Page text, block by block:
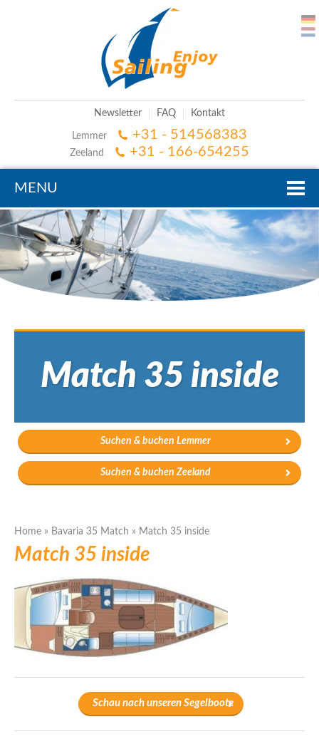
Newsletter FAQ Kontakt
Lemmer +31 - 514568383
Zeeland +31 - 166-654255
MENU
Match 35 inside
Suchen & buchen Lemmer
Suchen & buchen Zeeland
Home » Bavaria 35 Match » Match 35 inside
Match 35 inside
Schau nach unseren Segelboote